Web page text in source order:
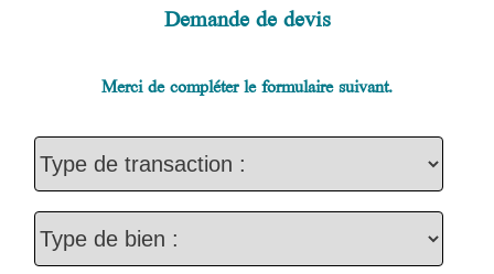
Demande de devis
Merci de compléter le formulaire suivant.